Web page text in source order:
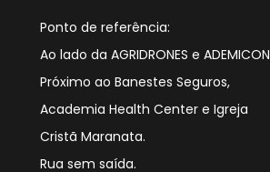
Ponto de referência:
Ao lado da AGRIDRONES e
Próximo ao Banestes Seguros,
Academia Health Center e Igreja
Cristã Maranata.
Rua sem saída.